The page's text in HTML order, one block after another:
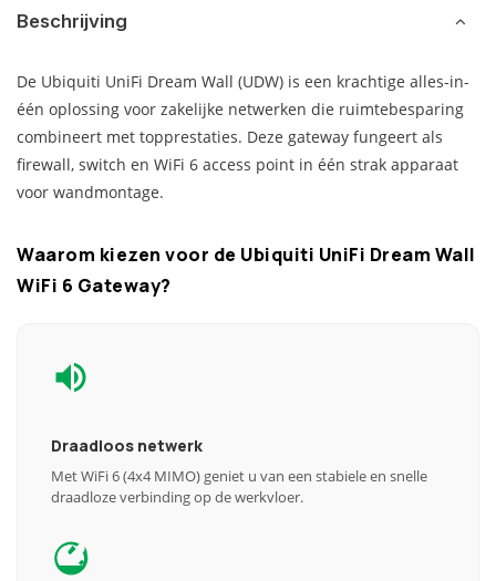
Beschrijving
De Ubiquiti UniFi Dream Wall (UDW) is een krachtige alles-in-
één oplossing voor zakelijke netwerken die ruimtebesparing
combineert met topprestaties. Deze gateway fungeert als
firewall, switch en WiFi 6 access point in één strak apparaat
voor wandmontage.
Waarom kiezen voor de Ubiquiti UniFi Dream Wall
WiFi 6 Gateway?
Draadloos netwerk
Met WiFi 6 (4x4 MIMO) geniet u van een stabiele en snelle
draadloze verbinding op de werkvloer.